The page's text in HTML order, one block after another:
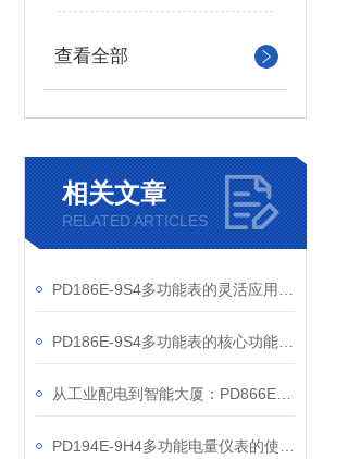
查看全部
相关文章
RELATED ARTICLES